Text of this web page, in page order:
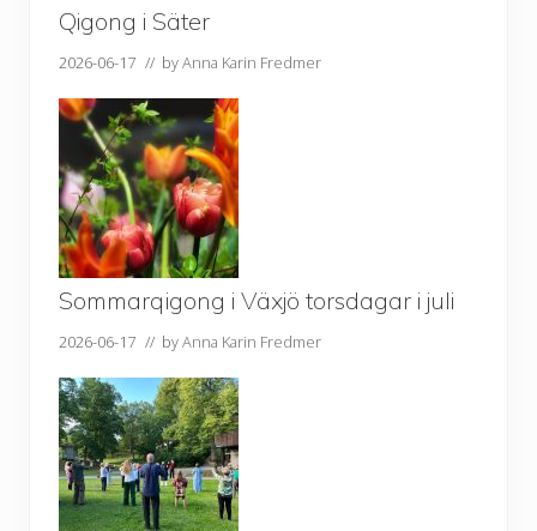
Qigong i Säter
2026-06-17 // byAnna Karin Fredmer
Sommarqigong i Växjö torsdagar i juli
2026-06-17 // byAnna Karin Fredmer